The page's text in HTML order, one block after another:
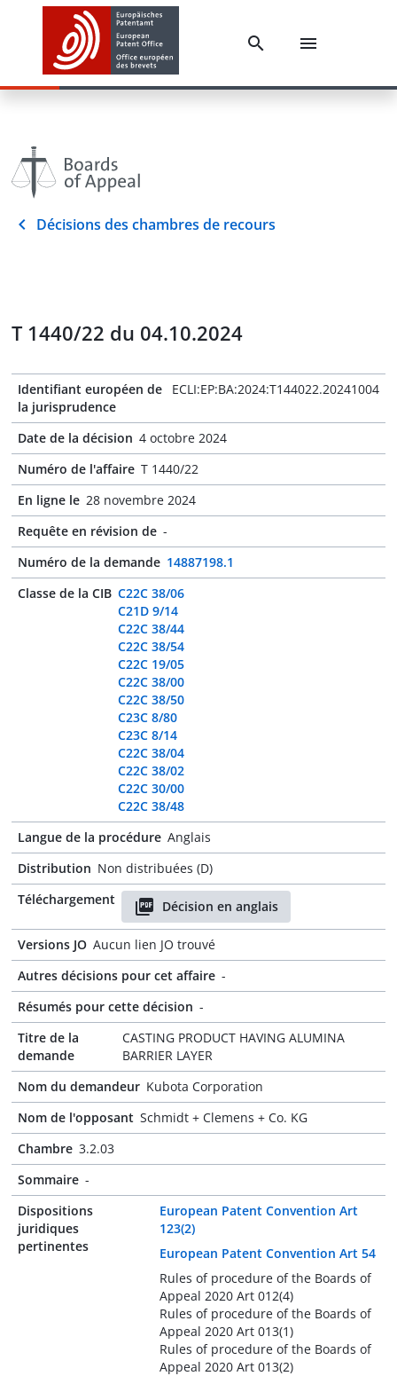
Décisions des chambres de recours
T 1440/22 du 04.10.2024
Identifiant européen de
la jurisprudence
ECLI:EP:BA:2024:T144022.20241004
Date de la décision 4 octobre 2024
Numéro de l'affaire T 1440/22
En ligne le 28 novembre 2024
Requête en révision de -
Numéro de la demande 14887198.1
Classe de la CIB C22C 38/06
C21D 9/14
C22C 38/44
C22C 38/54
C22C 19/05
C22C 38/00
C22C 38/50
C23C 8/80
C23C 8/14
C22C 38/04
C22C 38/02
C22C 30/00
C22C 38/48
Langue de la procédure Anglais
Distribution Non distribuées (D)
Téléchargement
Décision en anglais
Versions JO Aucun lien JO trouvé
Autres décisions pour cet affaire -
Résumés pour cette décision -
Titre de la
demande
CASTING PRODUCT HAVING ALUMINA
BARRIER LAYER
Nom du demandeur Kubota Corporation
Nom de l'opposant Schmidt + Clemens + Co. KG
Chambre 3.2.03
Sommaire -
Dispositions
juridiques
pertinentes
European Patent Convention Art
123(2)
European Patent Convention Art 54
Rules of procedure of the Boards of
Appeal 2020 Art 012(4)
Rules of procedure of the Boards of
Appeal 2020 Art 013(1)
Rules of procedure of the Boards of
Appeal 2020 Art 013(2)